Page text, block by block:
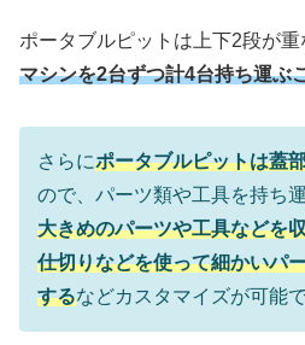
ポータブルピットは上下2段が重
マシンを2台ずつ計4台持ち運ぶ
さらにポータブルピットは蓋
ので、パーツ類や工具を持ち
大きめのパーツや工具などを
仕切りなどを使って細かいパ
するなどカスタマイズが可能で